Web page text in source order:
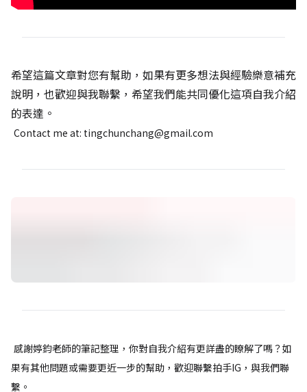
希望這篇文章對您有幫助，如果有更多想法與經驗樂意補充
說明，也歡迎與我聯繫，希望我們能共同優化這項自我介紹
的表達。
Contact me at: tingchunchang@gmail.com
感謝婷鈞老師的筆記整理，你對自我介紹有更詳盡的瞭解了嗎？如
果有其他問題或需要更近一步的幫助，歡迎聯繫拍手IG，與我們聯
繫。